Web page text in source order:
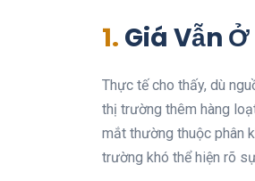
1. Giá Vẫn
Thực tế cho thấy, dù
thị trường thêm hàng
mắt thường thuộc phân
trường khó thể hiện rõ